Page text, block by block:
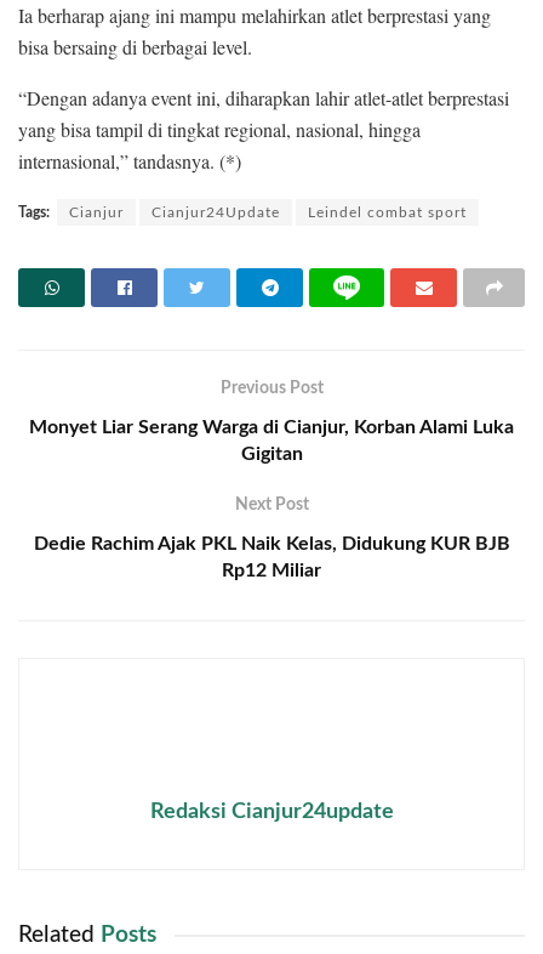
Ia berharap ajang ini mampu melahirkan atlet berprestasi yang
bisa bersaing di berbagai level.
“Dengan adanya event ini, diharapkan lahir atlet-atlet berprestasi
yang bisa tampil di tingkat regional, nasional, hingga
internasional,” tandasnya. (*)
Tags: Cianjur Cianjur24Update Leindel combat sport
Previous Post
Monyet Liar Serang Warga di Cianjur, Korban Alami Luka
Gigitan
Next Post
Dedie Rachim Ajak PKL Naik Kelas, Didukung KUR BJB
Rp12 Miliar
Redaksi Cianjur24update
Related Posts